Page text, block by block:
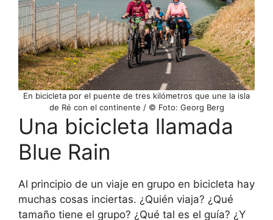
En bicicleta por el puente de tres kilómetros que une la isla
de Ré con el continente / © Foto: Georg Berg
Una bicicleta llamada
Blue Rain
Al principio de un viaje en grupo en bicicleta hay
muchas cosas inciertas. ¿Quién viaja? ¿Qué
tamaño tiene el grupo? ¿Qué tal es el guía? ¿Y